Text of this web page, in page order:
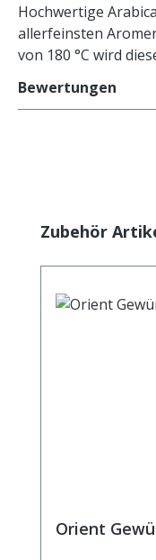
Hochwertige
allerfeinsten
von 180 °C wird
Bewertungen
Produktgalerie
Zubehör
Orient